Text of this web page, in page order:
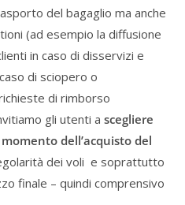
del bagaglio ma anche
(ad esempio la diffusione
in caso di disservizi e
di sciopero o
di rimborso
gli utenti a scegliere
dell’acquisto del
dei voli e soprattutto
finale – quindi comprensivo